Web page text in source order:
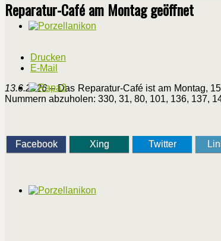
Reparatur-Café am Montag geöffnet
Drucken
E-Mail
13.6.2026– Das Reparatur-Café ist am Montag,
Nummern abzuholen: 330, 31, 80, 101, 136, 137,
Facebook Xing Twitter